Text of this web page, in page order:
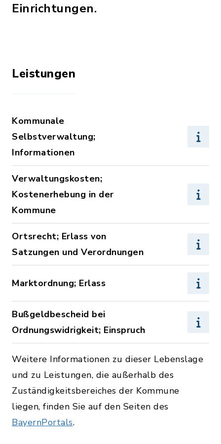
Einrichtungen.
Leistungen
Kommunale
Selbstverwaltung;
Informationen
Verwaltungskosten;
Kostenerhebung in der
Kommune
Ortsrecht; Erlass von
Satzungen und Verordnungen
Marktordnung; Erlass
Bußgeldbescheid bei
Ordnungswidrigkeit; Einspruch
Weitere Informationen zu dieser Lebenslage
und zu Leistungen, die außerhalb des
Zuständigkeitsbereiches der Kommune
liegen, finden Sie auf den Seiten des
BayernPortals.